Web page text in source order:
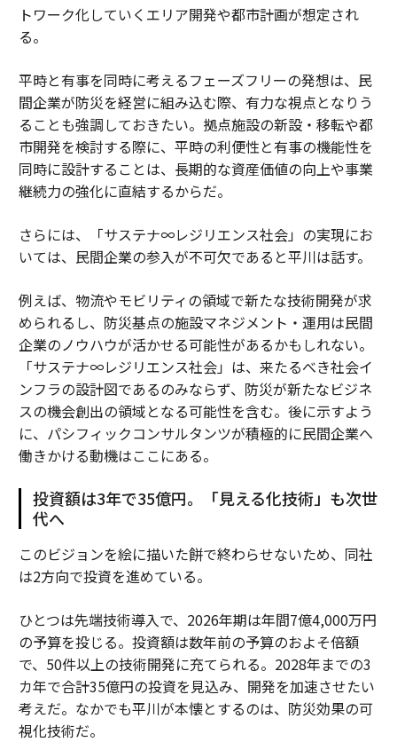
トワーク化していくエリア開発や都市計画が想定され
る。
平時と有事を同時に考えるフェーズフリーの発想は、民
間企業が防災を経営に組み込む際、有力な視点となりう
ることも強調しておきたい。拠点施設の新設・移転や都
市開発を検討する際に、平時の利便性と有事の機能性を
同時に設計することは、長期的な資産価値の向上や事業
継続力の強化に直結するからだ。
さらには、「サステナ∞レジリエンス社会」の実現にお
いては、民間企業の参入が不可欠であると平川は話す。
例えば、物流やモビリティの領域で新たな技術開発が求
められるし、防災基点の施設マネジメント・運用は民間
企業のノウハウが活かせる可能性があるかもしれない。
「サステナ∞レジリエンス社会」は、来たるべき社会イ
ンフラの設計図であるのみならず、防災が新たなビジネ
スの機会創出の領域となる可能性を含む。後に示すよう
に、パシフィックコンサルタンツが積極的に民間企業へ
働きかける動機はここにある。
投資額は3年で35億円。「見える化技術」も次世
代へ
このビジョンを絵に描いた餅で終わらせないため、同社
は2方向で投資を進めている。
ひとつは先端技術導入で、2026年期は年間7億4,000万円
の予算を投じる。投資額は数年前の予算のおよそ倍額
で、50件以上の技術開発に充てられる。2028年までの3
カ年で合計35億円の投資を見込み、開発を加速させたい
考えだ。なかでも平川が本懐とするのは、防災効果の可
視化技術だ。